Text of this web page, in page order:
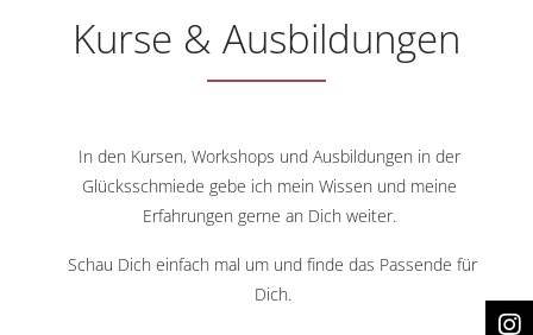
Kurse & Ausbildungen
In den Kursen, Workshops und Ausbildungen in der
Glücksschmiede gebe ich mein Wissen und meine
Erfahrungen gerne an Dich weiter.
Schau Dich einfach mal um und finde das Passende für
Dich.